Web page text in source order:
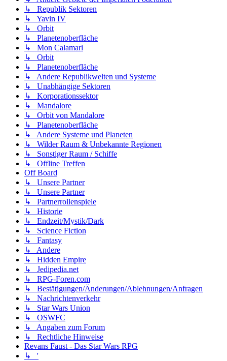
↳ Republik Sektoren
↳ Yavin IV
↳ Orbit
↳ Planetenoberfläche
↳ Mon Calamari
↳ Orbit
↳ Planetenoberfläche
↳ Andere Republikwelten und Systeme
↳ Unabhängige Sektoren
↳ Korporationssektor
↳ Mandalore
↳ Orbit von Mandalore
↳ Planetenoberfläche
↳ Andere Systeme und Planeten
↳ Wilder Raum & Unbekannte Regionen
↳ Sonstiger Raum / Schiffe
↳ Offline Treffen
Off Board
↳ Unsere Partner
↳ Unsere Partner
↳ Partnerrollenspiele
↳ Historie
↳ Endzeit/Mystik/Dark
↳ Science Fiction
↳ Fantasy
↳ Andere
↳ Hidden Empire
↳ Jedipedia.net
↳ RPG-Foren.com
↳ Bestätigungen/Änderungen/Ablehnungen/Anfragen
↳ Nachrichtenverkehr
↳ Star Wars Union
↳ OSWFC
↳ Angaben zum Forum
↳ Rechtliche Hinweise
Revans Faust - Das Star Wars RPG
↳ '